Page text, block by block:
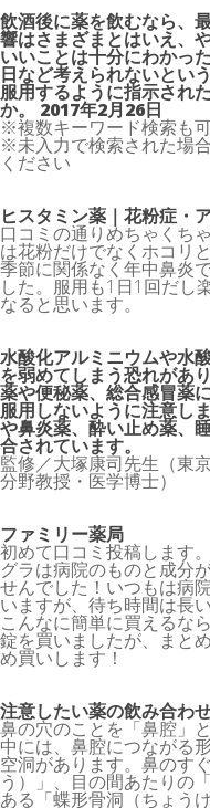
飲酒後に薬を飲むなら、
響はさまざまとはいえ、
いいことは十分にわかっ
日など考えられないとい
服用するように指示され
か。 2017年2月26日
※複数キーワード検索も
※未入力で検索された場
ください
ヒスタミン薬｜花粉症・
口コミの通りめちゃくち
は花粉だけでなくホコリ
季節に関係なく年中鼻炎
した。服用も1日1回だし
なると思います。
水酸化アルミニウムや水
を弱めてしまう恐れがあ
薬や便秘薬、総合感冒薬
服用しないように注意し
や鼻炎薬、酔い止め薬、
合されています。
監修／大塚康司先生（東
分野教授・医学博士）
ファミリー薬局
初めて口コミ投稿します
グラは病院のものと成分
せんでした！いつもは病
いますが、待ち時間は長
こんなに簡単に買えるな
錠を買いましたが、まと
め買いします！
注意したい薬の飲み合わ
鼻の穴のことを「鼻腔」
中には、鼻腔につながる
空洞があります。鼻のす
う）」、目の間あたりの
ある「蝶形骨洞（ちょう